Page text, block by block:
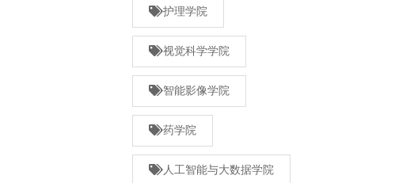
护理学院
视觉科学学院
智能影像学院
药学院
人工智能与大数据学院